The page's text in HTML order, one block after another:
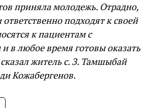
приняла молодежь. Отрадно,
ответственно подходят к своей
к пациентам с
в любое время готовы оказать
житель с. З. Тамшыбай
Кожабергенов.